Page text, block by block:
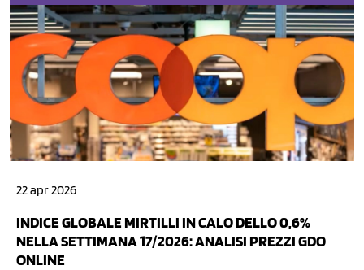
22 apr 2026
INDICE GLOBALE MIRTILLI IN CALO DELLO 0,6%
NELLA SETTIMANA 17/2026: ANALISI PREZZI GDO
ONLINE